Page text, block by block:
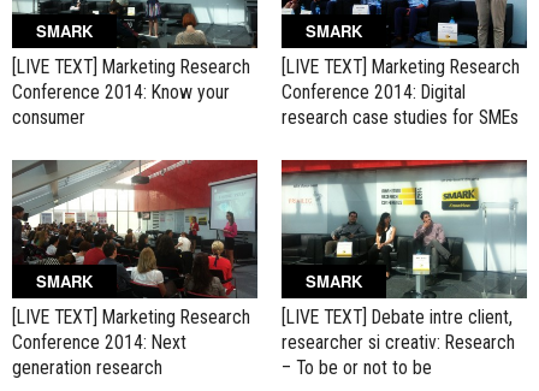
SMARK
[LIVE TEXT] Marketing Research
Conference 2014: Know your
consumer
SMARK
[LIVE TEXT] Marketing Research
Conference 2014: Digital
research case studies for SMEs
SMARK
[LIVE TEXT] Marketing Research
Conference 2014: Next
generation research
SMARK
[LIVE TEXT] Debate intre client,
researcher si creativ: Research
– To be or not to be